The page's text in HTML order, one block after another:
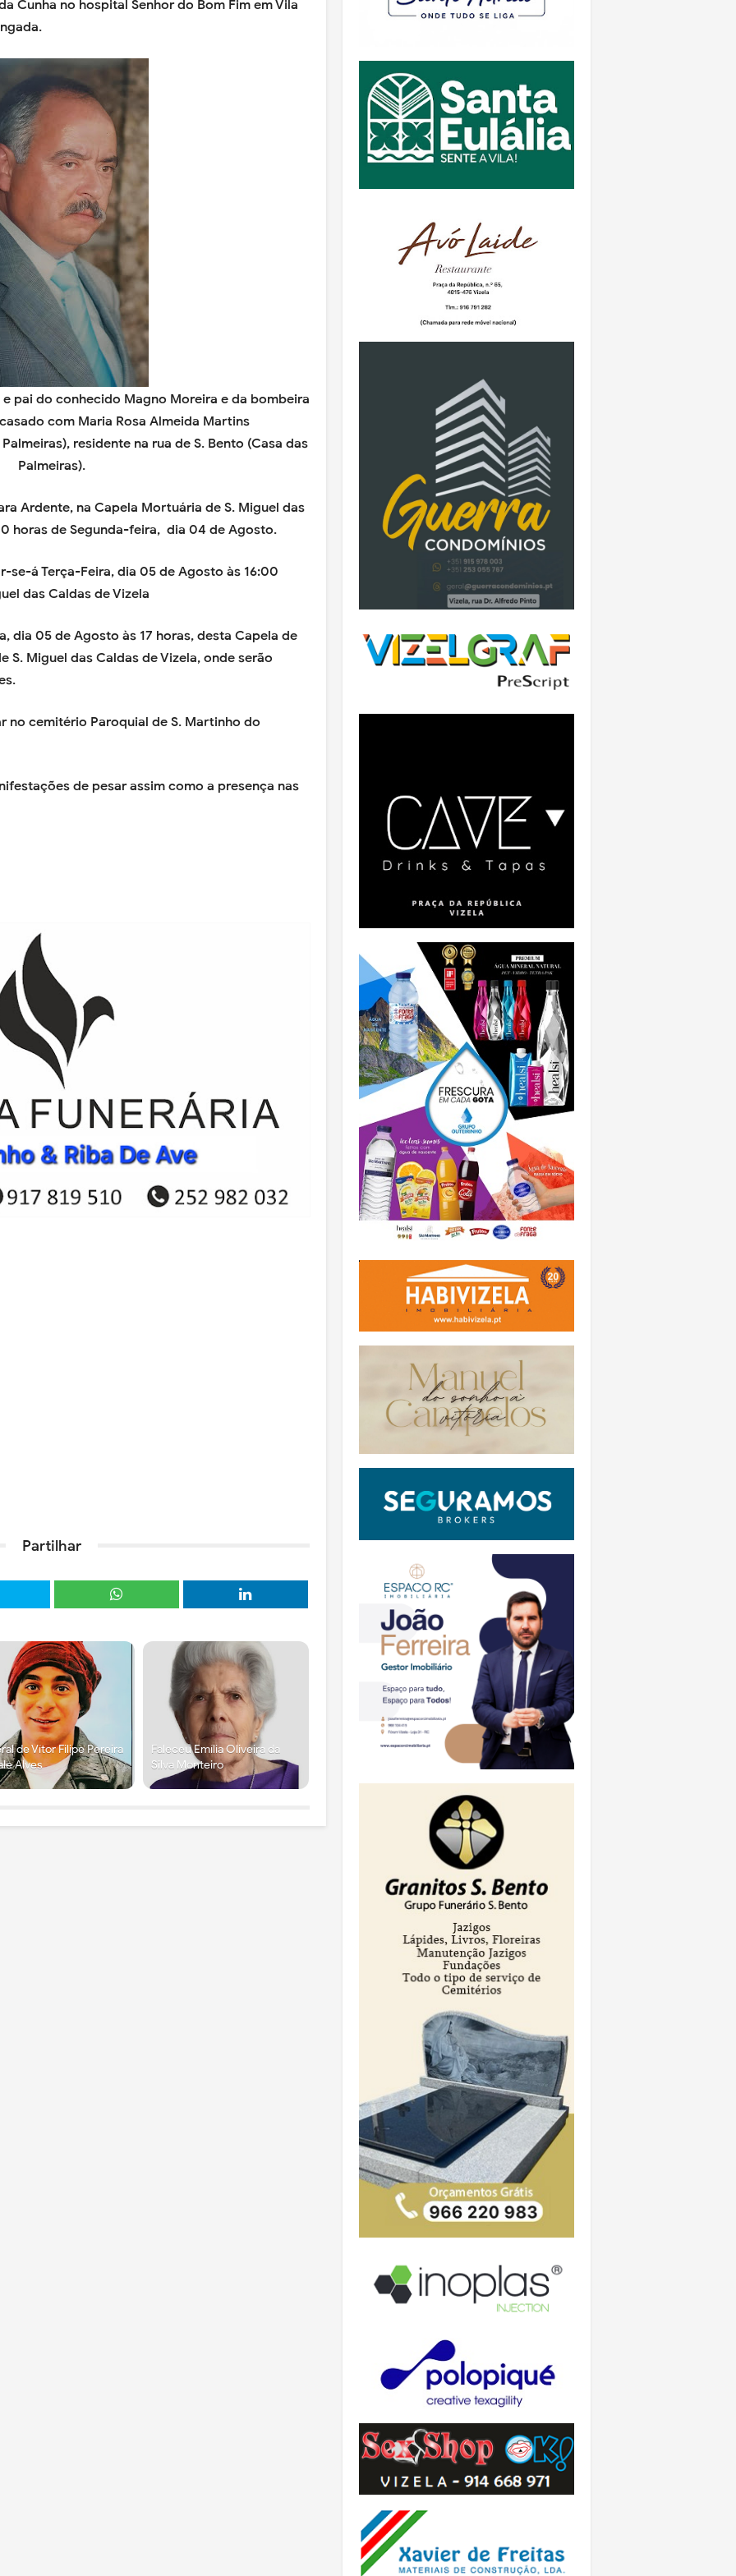
Cunha no hospital Senhor do Bom Fim em Vila
pai do conhecido Magno Moreira e da bombeira
com Maria Rosa Almeida Martins
residente na rua de S. Bento (Casa das
Palmeiras).
Ardente, na Capela Mortuária de S. Miguel das
horas de Segunda-feira, dia 04 de Agosto.
se-á Terça-Feira, dia 05 de Agosto às 16:00
das Caldas de Vizela
dia 05 de Agosto às 17 horas, desta Capela de
S. Miguel das Caldas de Vizela, onde serão
no cemitério Paroquial de S. Martinho do
de pesar assim como a presença nas
Partilhar
de Vítor Filipe Pereira
Alves
Faleceu Emília Oliveira da
Silva Monteiro